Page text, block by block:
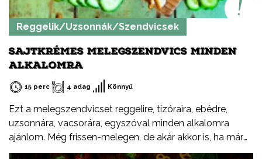
Reggelik/Uzsonnák/Szendvicsek
SAJTKRÉMES MELEGSZENDVICS MINDEN
ALKALOMRA
15 perc 4 adag Könnyű
Ezt a melegszendvicset reggelire, tízóraira, ebédre,
uzsonnára, vacsorára, egyszóval minden alkalomra
ajánlom. Még frissen-melegen, de akár akkor is, ha már
kihűlt. Suliba, munkába jó kis uzsi lesz. Sok zöldséggel